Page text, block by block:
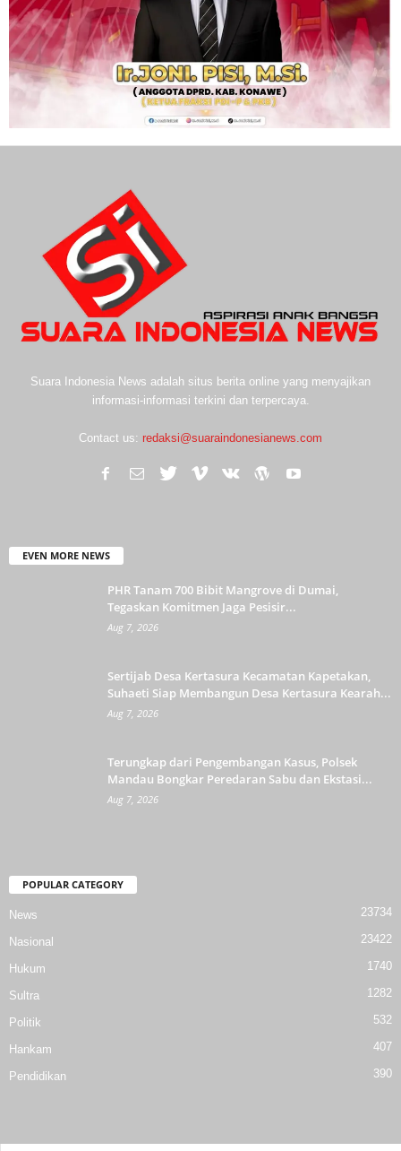
Suara Indonesia News adalah situs berita online yang menyajikan
informasi-informasi terkini dan terpercaya.
Contact us: redaksi@suaraindonesianews.com
EVEN MORE NEWS
PHR Tanam 700 Bibit Mangrove di Dumai,
Tegaskan Komitmen Jaga Pesisir...
Aug 7, 2026
Sertijab Desa Kertasura Kecamatan Kapetakan,
Suhaeti Siap Membangun Desa Kertasura Kearah...
Aug 7, 2026
Terungkap dari Pengembangan Kasus, Polsek
Mandau Bongkar Peredaran Sabu dan Ekstasi...
Aug 7, 2026
POPULAR CATEGORY
News 23734
Nasional 23422
Hukum 1740
Sultra 1282
Politik 532
Hankam 407
Pendidikan 390